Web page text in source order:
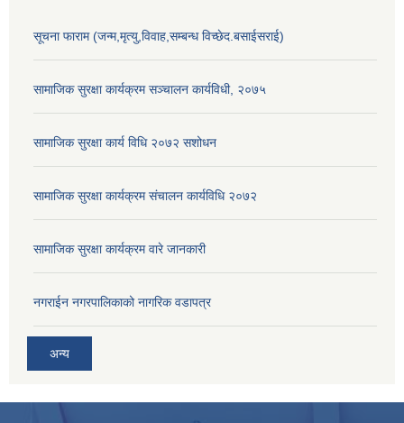
सूचना फाराम (जन्म,मृत्यु,विवाह,सम्बन्ध विच्छेद.बसाईसराई)
सामाजिक सुरक्षा कार्यक्रम सञ्चालन कार्यविधी, २०७५
सामाजिक सुरक्षा कार्य विधि २०७२ स‌शोधन
सामाजिक सुरक्षा कार्यक्रम संचालन कार्यविधि २०७२
सामाजिक सुरक्षा कार्यक्रम वारे जानकारी
नगराईन नगरपालिकाको नागरिक वडापत्र
अन्य